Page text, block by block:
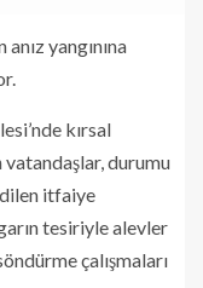
yangınına
kırsal
durumu
itfaiye
tesiriyle alevler
çalışmaları